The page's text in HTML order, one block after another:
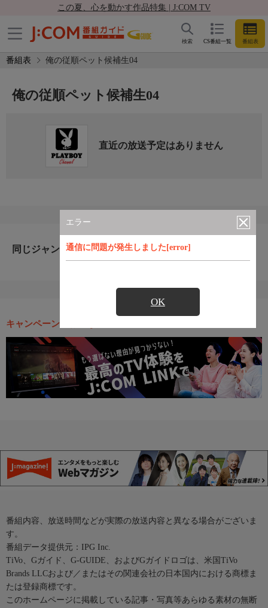
この夏、心を動かす作品特集 | J:COM TV
CS番組一覧 番組表
検索
番組表 俺の従順ペット候補生04
エラー
通信に問題が発生しました[error]
OK
俺の従順ペット候補生04
直近の放送予定はありません
同じジャンルのおすすめ番組
キャンペーン・お得な情報
番組内容、放送時間などが実際の放送内容と異なる場合がございま
す。
番組データ提供元：IPG Inc.
TiVo、Gガイド、G-GUIDE、およびGガイドロゴは、米国TiVo
Brands LLCおよび／またはその関連会社の日本国内における商標ま
たは登録商標です。
このホームページに掲載している記事・写真等あらゆる素材の無断